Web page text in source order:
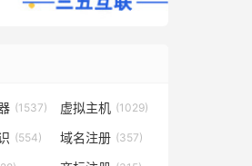
(1537) 虚拟主机 (1029)
(554) 域名注册 (357)